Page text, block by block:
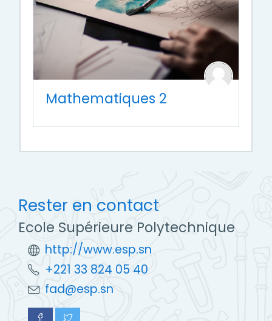
Mathematiques 2
Rester en contact
Ecole Supérieure Polytechnique
http://www.esp.sn
+221 33 824 05 40
fad@esp.sn